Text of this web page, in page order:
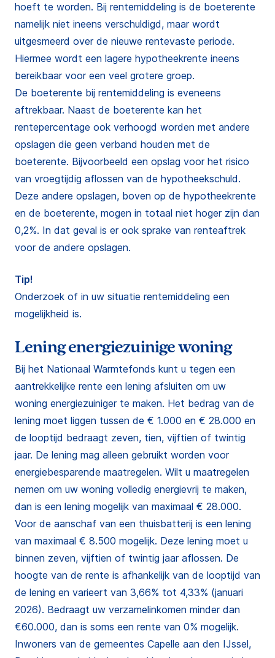
hoeft te worden. Bij rentemiddeling is de boeterente
namelijk niet ineens verschuldigd, maar wordt
uitgesmeerd over de nieuwe rentevaste periode.
Hiermee wordt een lagere hypotheekrente ineens
bereikbaar voor een veel grotere groep.
De boeterente bij rentemiddeling is eveneens
aftrekbaar. Naast de boeterente kan het
rentepercentage ook verhoogd worden met andere
opslagen die geen verband houden met de
boeterente. Bijvoorbeeld een opslag voor het risico
van vroegtijdig aflossen van de hypotheekschuld.
Deze andere opslagen, boven op de hypotheekrente
en de boeterente, mogen in totaal niet hoger zijn dan
0,2%. In dat geval is er ook sprake van renteaftrek
voor de andere opslagen.
Tip!
Onderzoek of in uw situatie rentemiddeling een
mogelijkheid is.
Lening energiezuinige woning
Bij het Nationaal Warmtefonds kunt u tegen een
aantrekkelijke rente een lening afsluiten om uw
woning energiezuiniger te maken. Het bedrag van de
lening moet liggen tussen de € 1.000 en € 28.000 en
de looptijd bedraagt zeven, tien, vijftien of twintig
jaar. De lening mag alleen gebruikt worden voor
energiebesparende maatregelen. Wilt u maatregelen
nemen om uw woning volledig energievrij te maken,
dan is een lening mogelijk van maximaal € 28.000.
Voor de aanschaf van een thuisbatterij is een lening
van maximaal € 8.500 mogelijk. Deze lening moet u
binnen zeven, vijftien of twintig jaar aflossen. De
hoogte van de rente is afhankelijk van de looptijd van
de lening en varieert van 3,66% tot 4,33% (januari
2026). Bedraagt uw verzamelinkomen minder dan
€60.000, dan is soms een rente van 0% mogelijk.
Inwoners van de gemeentes Capelle aan den IJssel,